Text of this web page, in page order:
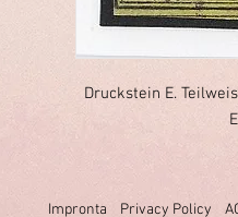
Druckstein E.
Impronta Privacy Policy